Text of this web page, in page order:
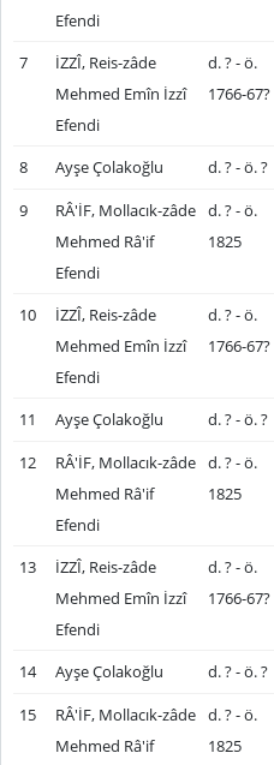
Efendi
7
İZZÎ, Reis-zâde
Mehmed Emîn İzzî
Efendi
d. ? - ö.
1766-67?
8 Ayşe Çolakoğlu d. ? - ö. ?
9
RÂ'İF, Mollacık-zâde
Mehmed Râ'if
Efendi
d. ? - ö.
1825
10
İZZÎ, Reis-zâde
Mehmed Emîn İzzî
Efendi
d. ? - ö.
1766-67?
11 Ayşe Çolakoğlu d. ? - ö. ?
12
RÂ'İF, Mollacık-zâde
Mehmed Râ'if
Efendi
d. ? - ö.
1825
13
İZZÎ, Reis-zâde
Mehmed Emîn İzzî
Efendi
d. ? - ö.
1766-67?
14 Ayşe Çolakoğlu d. ? - ö. ?
15
RÂ'İF, Mollacık-zâde
Mehmed Râ'if
d. ? - ö.
1825